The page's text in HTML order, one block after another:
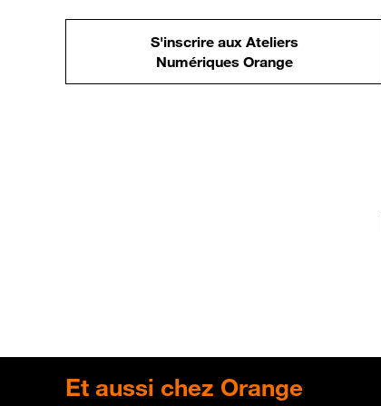
S'inscrire aux Ateliers
Numériques Orange
Etaussi chez Orange